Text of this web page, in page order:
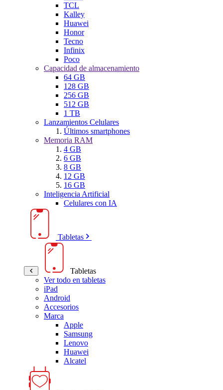
TCL
Kalley
Huawei
Honor
Tecno
Infinix
Poco
Capacidad de almacenamiento
64 GB
128 GB
256 GB
512 GB
1 TB
Lanzamientos Celulares
Últimos smartphones
Memoria RAM
4 GB
6 GB
8 GB
12 GB
16 GB
Inteligencia Artificial
Celulares con IA
Tabletas
Tabletas
Ver todo en tabletas
iPad
Android
Accesorios
Marca
Apple
Samsung
Lenovo
Huawei
Alcatel